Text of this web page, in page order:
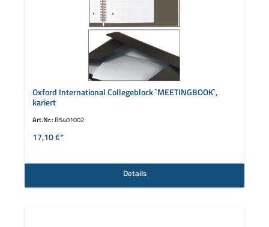
Oxford International Collegeblock `MEETINGBOOK`,
kariert
Art.Nr.: B5401002
17,10 €*
Details